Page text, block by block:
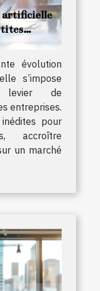
artificielle
évolution
s’impose
levier de
entreprises.
pour
accroître
un marché